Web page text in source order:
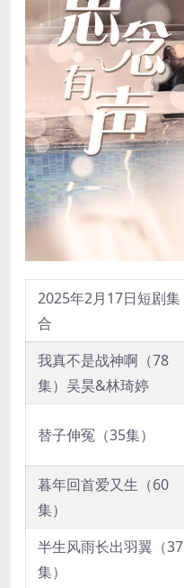
2025年2月17日短剧集
合
我真不是战神啊（78
集）吴昊&林琦婷
替子伸冤（35集）
暮年回首爱又生（60
集）
半生风雨长出羽翼（37
集）